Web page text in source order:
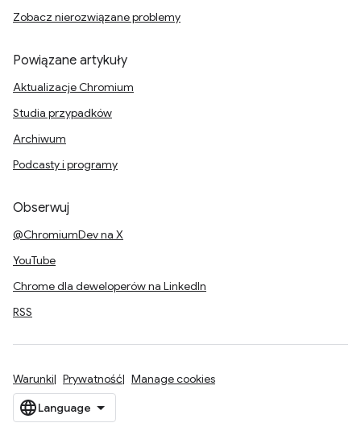
Zobacz nierozwiązane problemy
Powiązane artykuły
Aktualizacje Chromium
Studia przypadków
Archiwum
Podcasty i programy
Obserwuj
@ChromiumDev na X
YouTube
Chrome dla deweloperów na LinkedIn
RSS
Warunki Prywatność Manage cookies